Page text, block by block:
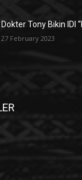
Dokter Tony Bikin IDI
27 February 2023